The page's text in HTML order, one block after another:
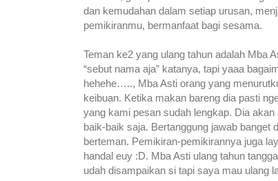
dan kemudahan dalam setiap urusan,
pemikiranmu, bermanfaat bagi sesama.
Teman ke2 yang ulang tahun adalah Mba
“sebut nama aja” katanya, tapi yaaa
hehehe….., Mba Asti orang yang
keibuan. Ketika makan bareng dia pasti
yang kami pesan sudah lengkap. Dia
baik-baik saja. Bertanggung jawab banget
berteman. Pemikiran-pemikirannya juga
handal euy :D. Mba Asti ulang tahun
udah disampaikan si tapi saya mau ulang